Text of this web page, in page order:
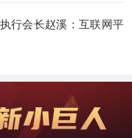
行会长赵溪：互联网平